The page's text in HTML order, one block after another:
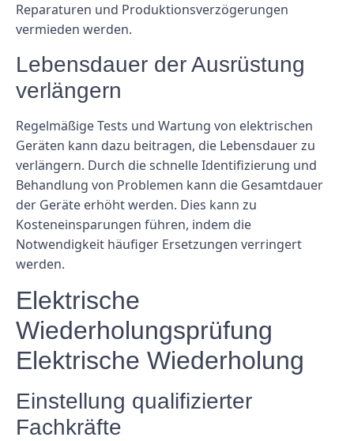
Reparaturen und Produktionsverzögerungen
vermieden werden.
Lebensdauer der Ausrüstung
verlängern
Regelmäßige Tests und Wartung von elektrischen
Geräten kann dazu beitragen, die Lebensdauer zu
verlängern. Durch die schnelle Identifizierung und
Behandlung von Problemen kann die Gesamtdauer
der Geräte erhöht werden. Dies kann zu
Kosteneinsparungen führen, indem die
Notwendigkeit häufiger Ersetzungen verringert
werden.
Elektrische
Wiederholungsprüfung
Elektrische Wiederholung
Einstellung qualifizierter
Fachkräfte